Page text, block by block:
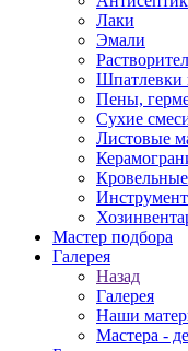
Лаки
Эмали
Шпатлевки
Пены,
Сухие
Листовые
Инструмент
Мастер подбора
Галерея
Назад
Галерея
Наши
Мастера -